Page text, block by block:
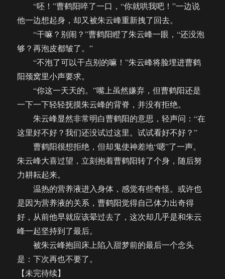
“呸！”曹鹤阳啐了一口，“你就哄我吧！”一边说
他一边想起身，却又被朱云峰重新拽了回去。
“干嘛？别闹？”曹鹤阳瞪了朱云峰一眼，“还没泡
够？再泡皮都皱了。”
“不泡了可以干点别的嘛！”朱云峰将脸埋进曹鹤
阳颈窝里小声要求。
“你这一天天的。”嘴上虽然嫌弃，但曹鹤阳还是
一下一下轻轻抚摸朱云峰的背脊，并没有拒绝。
朱云峰显然非常明白曹鹤阳的意思，轻声问：“在
这里好不好？我们还没试过这里。试试看好不好？”
曹鹤阳很想拒绝，但却鬼使神差地“嗯”了一声。
朱云峰大喜过望，立刻抱着曹鹤阳转了个身，随后努
力耕耘起来。
温热的营养液进入身体，感觉有些奇怪。或许也
是因为营养液的关系，曹鹤阳觉得自己体力出奇得
好，从前他早就应该晕过去了，这次却几乎是和朱云
峰一起坚持到了最后。
被朱云峰抱回床上陷入甜梦前的最后一个念头
是：下次再也不要了。
【未完待续】